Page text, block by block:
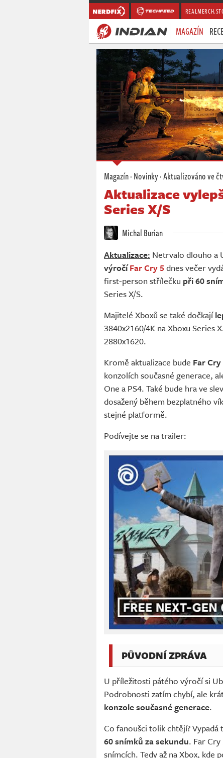
MAGAZÍN
Magazín·Novinky· Aktualizovánove
Aktualizace
Series X/S
Michal Burian
Aktualizace: Netrvalo dlouho a
výročíFar Cry 5 dnes večer
first-person střílečku při 60
Series X/S.
Majitelé Xboxů se také dočkají
3840x2160/4K na Xboxu Series
2880x1620.
Kromě aktualizace bude Far
konzolích současné generace,
One a PS4. Také bude hra ve
dosažený během bezplatného
stejné platformě.
Podívejte se na trailer:
PŮVODNÍ ZPRÁVA
U příležitosti pátého výročí si
Podrobnosti zatím chybí, ale
konzole současné generace.
Co fanoušci tolik chtějí? Vypadá
60 snímků za sekundu. Far
snímcích. Tedy až na Xbox, kde